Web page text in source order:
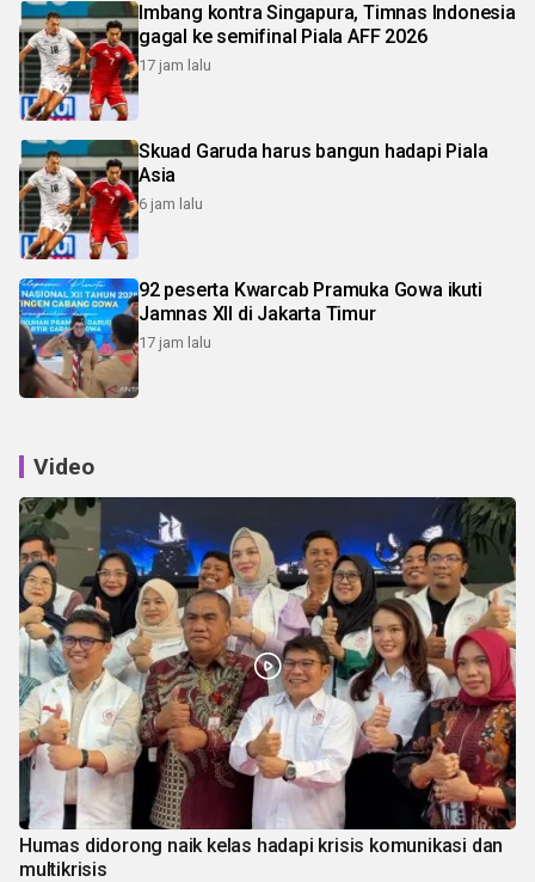
Imbang kontra Singapura, Timnas Indonesia
gagal ke semifinal Piala AFF 2026
17 jam lalu
Skuad Garuda harus bangun hadapi Piala
Asia
6 jam lalu
92 peserta Kwarcab Pramuka Gowa ikuti
Jamnas XII di Jakarta Timur
17 jam lalu
Video
Humas didorong naik kelas hadapi krisis komunikasi dan
multikrisis